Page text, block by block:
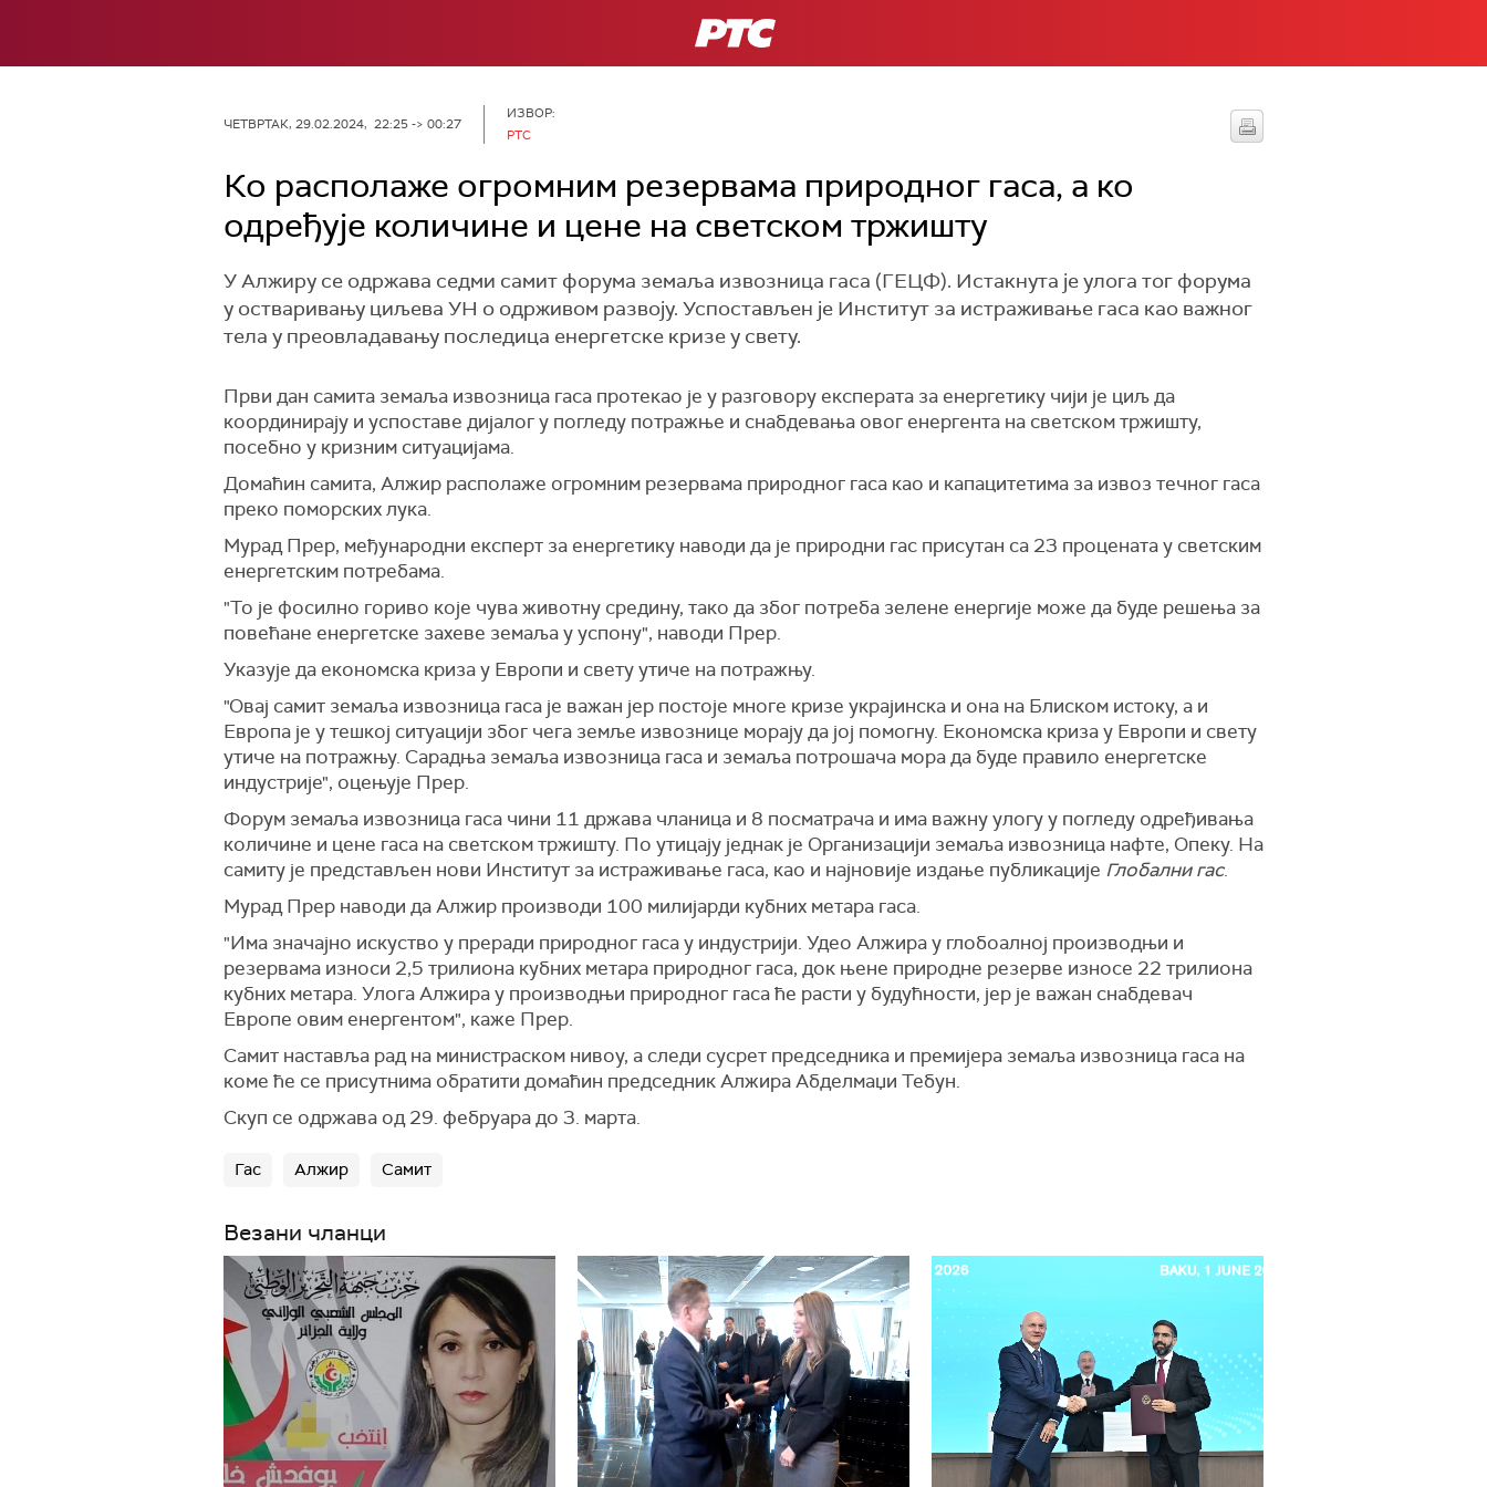
РТС
ЧЕТВРТАК, 29.02.2024, 22:25 -> 00:27
ИЗВОР:
РТС
Ко располаже огромним резервама природног гаса, а ко
одређује количине и цене на светском тржишту
У Алжиру се одржава седми самит форума земаља извозница гаса (ГЕЦФ). Истакнута је улога тог форума
у остваривању циљева УН о одрживом развоју. Успостављен је Институт за истраживање гаса као важног
тела у преовладавању последица енергетске кризе у свету.
Први дан самита земаља извозница гаса протекао је у разговору експерата за енергетику чији је циљ да
координирају и успоставе дијалог у погледу потражње и снабдевања овог енергента на светском тржишту,
посебно у кризним ситуацијама.
Домаћин самита, Алжир располаже огромним резервама природног гаса као и капацитетима за извоз течног гаса
преко поморских лука.
Мурад Прер, међународни експерт за енергетику наводи да је природни гас присутан са 23 процената у светским
енергетским потребама.
"То је фосилно гориво које чува животну средину, тако да због потреба зелене енергије може да буде решења за
повећане енергетске захеве земаља у успону", наводи Прер.
Указује да економска криза у Европи и свету утиче на потражњу.
"Овај самит земаља извозница гаса је важан јер постоје многе кризе украјинска и она на Блиском истоку, а и
Европа је у тешкој ситуацији због чега земље извознице морају да јој помогну. Економска криза у Европи и свету
утиче на потражњу. Сарадња земаља извозница гаса и земаља потрошача мора да буде правило енергетске
индустрије", оцењује Прер.
Форум земаља извозница гаса чини 11 држава чланица и 8 посматрача и има важну улогу у погледу одређивања
количине и цене гаса на светском тржишту. По утицају једнак је Организацији земаља извозница нафте, Опеку. На
самиту је представљен нови Институт за истраживање гаса, као и најновије издање публикације Глобални гас.
Мурад Прер наводи да Алжир производи 100 милијарди кубних метара гаса.
"Има значајно искуство у преради природног гаса у индустрији. Удео Алжира у глобоалној производњи и
резервама износи 2,5 трилиона кубних метара природног гаса, док њене природне резерве износе 22 трилиона
кубних метара. Улога Алжира у производњи природног гаса ће расти у будућности, јер је важан снабдевач
Европе овим енергентом", каже Прер.
Самит наставља рад на министраском нивоу, а следи сусрет председника и премијера земаља извозница гаса на
коме ће се присутнима обратити домаћин председник Алжира Абделмаџи Тебун.
Скуп се одржава од 29. фебруара до 3. марта.
Гас Алжир Самит
Везани чланци